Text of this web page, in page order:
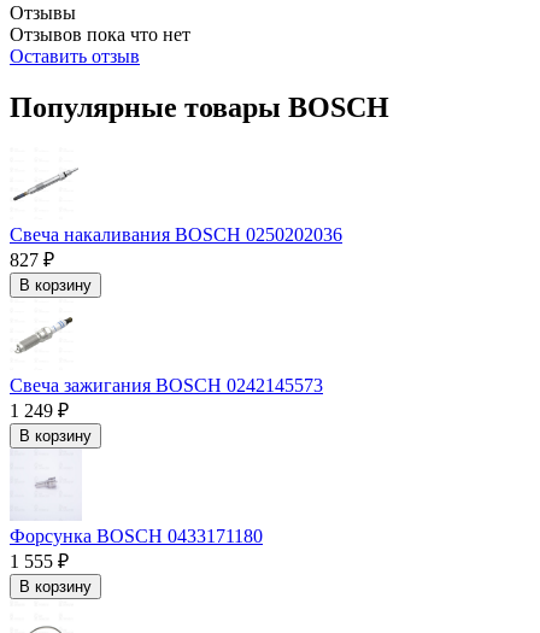
Отзывы
Отзывов пока что нет
Оставить отзыв
Популярные товары BOSCH
Свеча накаливания BOSCH 0250202036
827 ₽
В корзину
Свеча зажигания BOSCH 0242145573
1 249 ₽
В корзину
Форсунка BOSCH 0433171180
1 555 ₽
В корзину